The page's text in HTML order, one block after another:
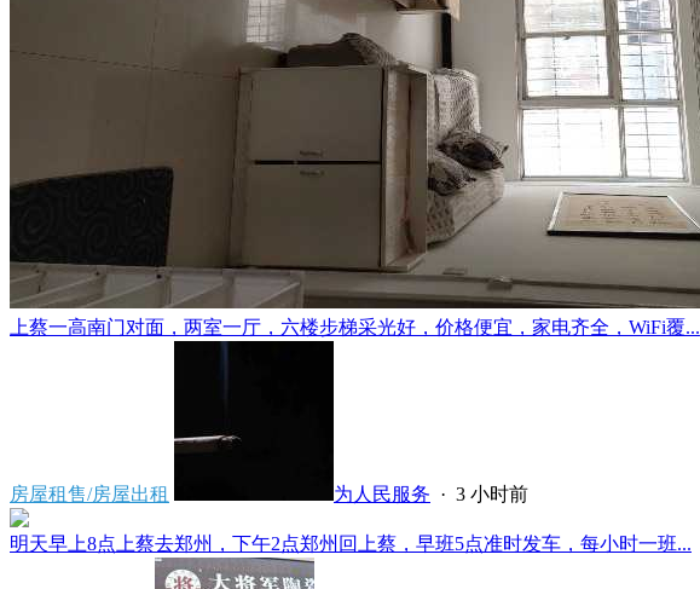
上蔡一高南门对面，两室一厅，六楼步梯采光好，价格便宜，家电齐全，WiFi覆...
房屋租售/房屋出租 为人民服务 · 3 小时前
明天早上8点上蔡去郑州，下午2点郑州回上蔡，早班5点准时发车，每小时一班...